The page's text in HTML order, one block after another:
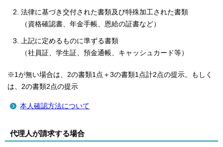
法律に基づき交付された書類及び特殊加工された書類
（資格確認書、年金手帳、恩給の証書など）
上記に定めるものに準ずる書類
（社員証、学生証、預金通帳、キャッシュカード等）
※1が無い場合は、2の書類1点＋3の書類1点計2点の提示。もしく
は、2の書類2点の提示
本人確認方法について
代理人が請求する場合